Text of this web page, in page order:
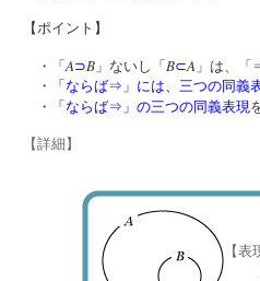
【ポイント】
・「 A⊃B 」ないし「 B⊂A 」は、「
・
「ならば⇒」には、三つの同義
・
「ならば⇒」の三つの同義表現
【詳細】
【
【